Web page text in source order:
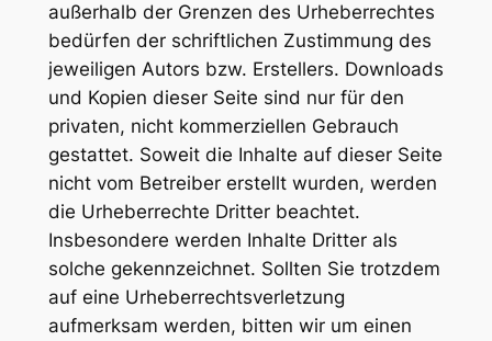
außerhalb der Grenzen des Urheberrechtes
bedürfen der schriftlichen Zustimmung des
jeweiligen Autors bzw. Erstellers. Downloads
und Kopien dieser Seite sind nur für den
privaten, nicht kommerziellen Gebrauch
gestattet. Soweit die Inhalte auf dieser Seite
nicht vom Betreiber erstellt wurden, werden
die Urheberrechte Dritter beachtet.
Insbesondere werden Inhalte Dritter als
solche gekennzeichnet. Sollten Sie trotzdem
auf eine Urheberrechtsverletzung
aufmerksam werden, bitten wir um einen